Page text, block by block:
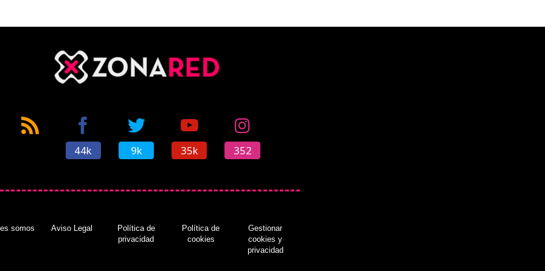
44k 9k 35k 352
somos Aviso Legal
Política de
privacidad
Política de
cookies
Gestionar
cookies y
privacidad